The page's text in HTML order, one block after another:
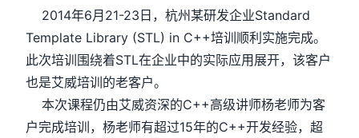
2014年6月21-23日，杭州某研发企业Standard
Template Library (STL) in C++培训顺利实施完成。
此次培训围绕着STL在企业中的实际应用展开，该客户
也是艾威培训的老客户。
本次课程仍由艾威资深的C++高级讲师杨老师为客
户完成培训，杨老师有超过15年的C++开发经验，超